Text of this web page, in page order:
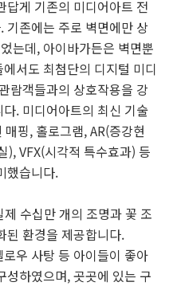
답게 기존의 미디어아트 전
기존에는 주로 벽면에만 상
는데, 아이바가든은 벽면뿐
서도 최첨단의 디지털 미디
람객들과의 상호작용을 강
. 미디어아트의 최신 기술
핑, 홀로그램, AR(증강현
), VFX(시각적 특수효과) 등
했습니다.
수십만 개의 조명과 꽃 조
된 환경을 제공합니다.
로우 사탕 등 아이들이 좋아
성하였으며, 곳곳에 있는 구